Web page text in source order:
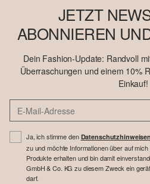
JETZT
ABONNIEREN
Dein Fashion-Update: Randvoll
Überraschungen und einem 10%
Einkauf!
Ja, ich stimme den Datenschutzhinweisen
zu und möchte Informationen über auf
Produkte erhalten und bin damit
GmbH & Co. KG zu diesem Zweck ein
darf.